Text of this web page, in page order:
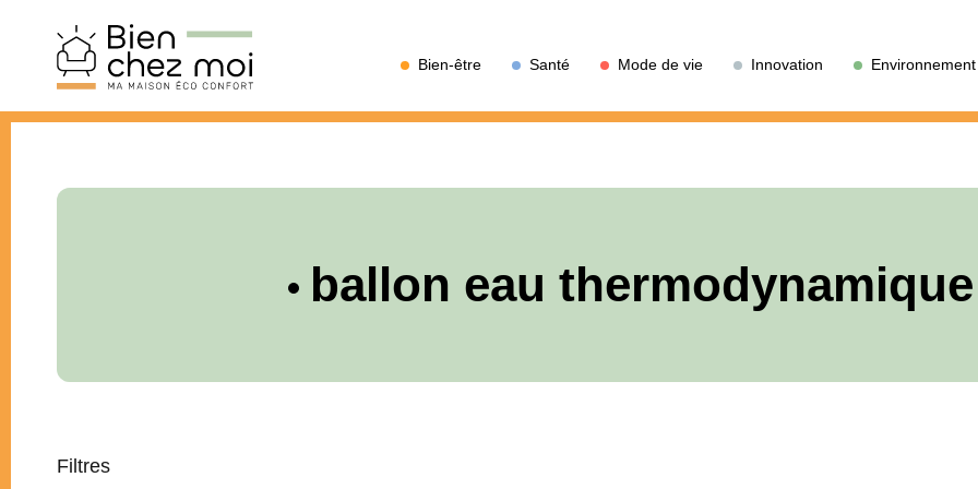
Bien-être Santé Mode de vie Innovation Environnement
ballon eau thermodynamique
Filtres